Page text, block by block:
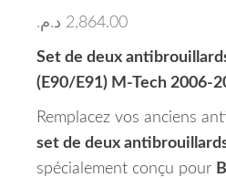
2,864.00 د.م.
Set de deux
(E90/E91) M-Tech 2006-
Remplacez vos anciens
set de deux
spécialement conçu pour